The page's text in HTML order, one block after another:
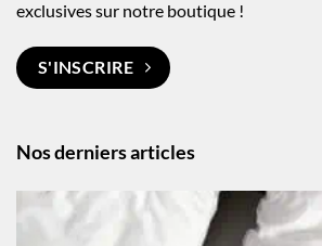
Nos derniers articles
exclusives sur notre boutique !
S'INSCRIRE